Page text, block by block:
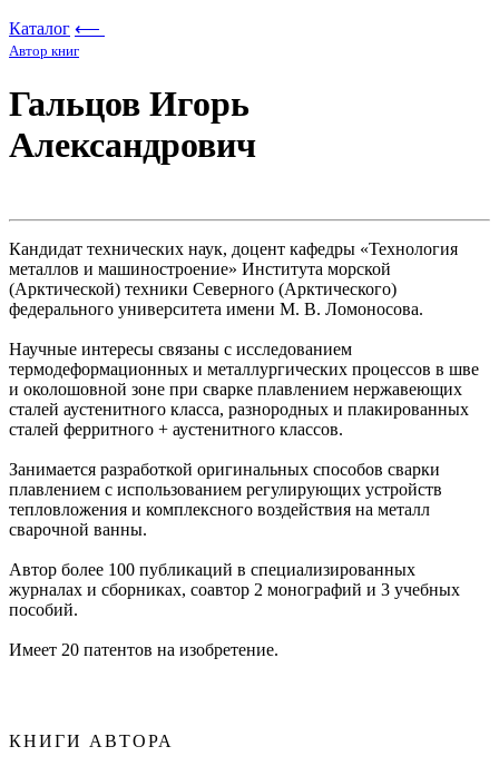
Каталог ⟵
Автор книг
Гальцов Игорь
Александрович
Кандидат технических наук, доцент кафедры «Технология
металлов и машиностроение» Института морской
(Арктической) техники Северного (Арктического)
федерального университета имени М. В. Ломоносова.
Научные интересы связаны с исследованием
термодеформационных и металлургических процессов в шве
и околошовной зоне при сварке плавлением нержавеющих
сталей аустенитного класса, разнородных и плакированных
сталей ферритного + аустенитного классов.
Занимается разработкой оригинальных способов сварки
плавлением с использованием регулирующих устройств
тепловложения и комплексного воздействия на металл
сварочной ванны.
Автор более 100 публикаций в специализированных
журналах и сборниках, соавтор 2 монографий и 3 учебных
пособий.
Имеет 20 патентов на изобретение.
КНИГИ АВТОРА